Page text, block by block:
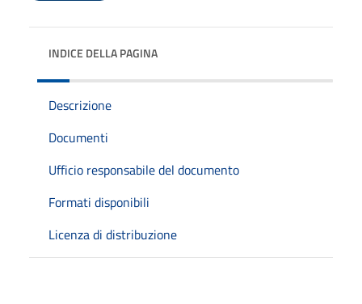
INDICE DELLA PAGINA
Descrizione
Documenti
Ufficio responsabile del documento
Formati disponibili
Licenza di distribuzione